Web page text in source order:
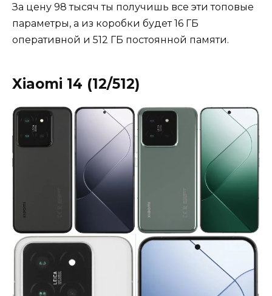
За цену 98 тысяч ты получишь все эти топовые
параметры, а из коробки будет 16 ГБ
оперативной и 512 ГБ постоянной памяти.
Xiaomi 14 (12/512)